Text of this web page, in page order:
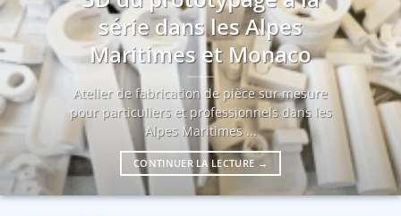
série dans les Alpes
Maritimes et Monaco
Atelier de fabrication de pièce sur mesure
pour particuliers et professionnels dans les
Alpes Maritimes ...
CONTINUER LA LECTURE →